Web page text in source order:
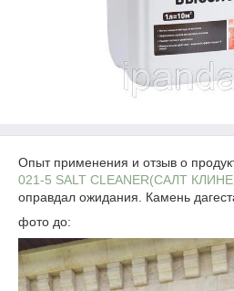
Опыт применения и отзыв о
021-5 SALT CLEANER(САЛТ
оправдал ожидания. Камень
фото до: